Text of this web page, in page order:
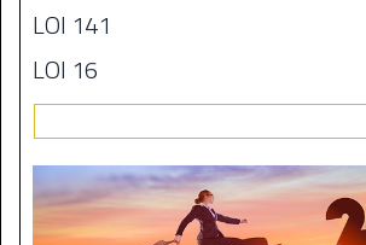
LOI 141
LOI 16